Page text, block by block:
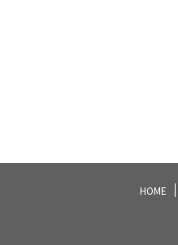
HOME